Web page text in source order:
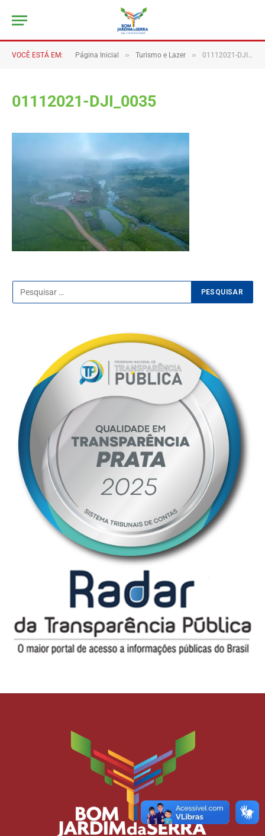
VOCÊ ESTÁ EM: Página Inicial » Turismo e Lazer » 01112021-DJI_0035
01112021-DJI_0035